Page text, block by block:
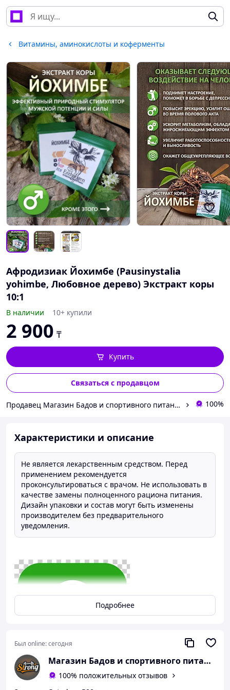
Витамины, аминокислоты и коферменты
Афродизиак Йохимбе (Pausinystalia
yohimbe, Любовное дерево) Экстракт коры
10:1
В наличии 10+ купили
2 900 ₸
Купить
Связаться с продавцом
Продавец Магазин Бадов и спортивного питания "Strong and
100%
Характеристики и описание
Не является лекарственным средством. Перед
применением рекомендуется
проконсультироваться с врачом. Не использовать в
качестве замены полноценного рациона питания.
Дизайн упаковки и состав могут быть изменены
производителем без предварительного
уведомления.
Подробнее
Был online:сегодня
Магазин Бадов и спортивного питания
100% положительных отзывов